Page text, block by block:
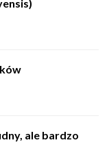
ale bardzo